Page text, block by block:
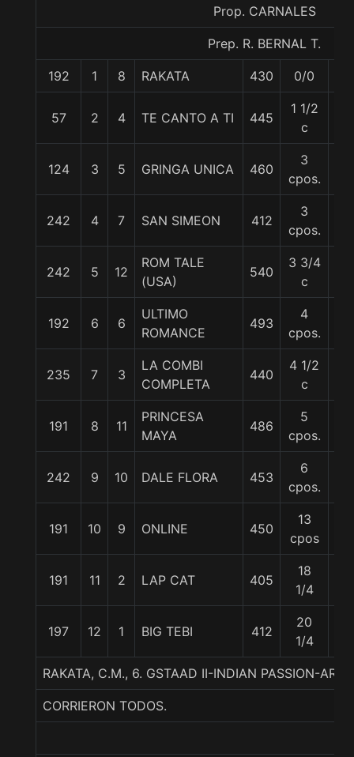
Prop. CARNALES
Prep. R. BERNAL T.
192 1 8 RAKATA 430 0/0
57 2 4 TE CANTO A TI 445
1 1/2
c
124 3 5 GRINGA UNICA 460
3
cpos.
242 4 7 SAN SIMEON 412
3
cpos.
242 5 12
ROM TALE
(USA)
540
3 3/4
c
192 6 6
ULTIMO
ROMANCE
493
4
cpos.
235 7 3
LA COMBI
COMPLETA
440
4 1/2
c
191 8 11
PRINCESA
MAYA
486
5
cpos.
242 9 10 DALE FLORA 453
6
cpos.
191 10 9 ONLINE 450
13
cpos
191 11 2 LAP CAT 405
18
1/4
197 12 1 BIG TEBI 412
20
1/4
RAKATA, C.M., 6. GSTAAD II-INDIAN PASSION-
CORRIERON TODOS.